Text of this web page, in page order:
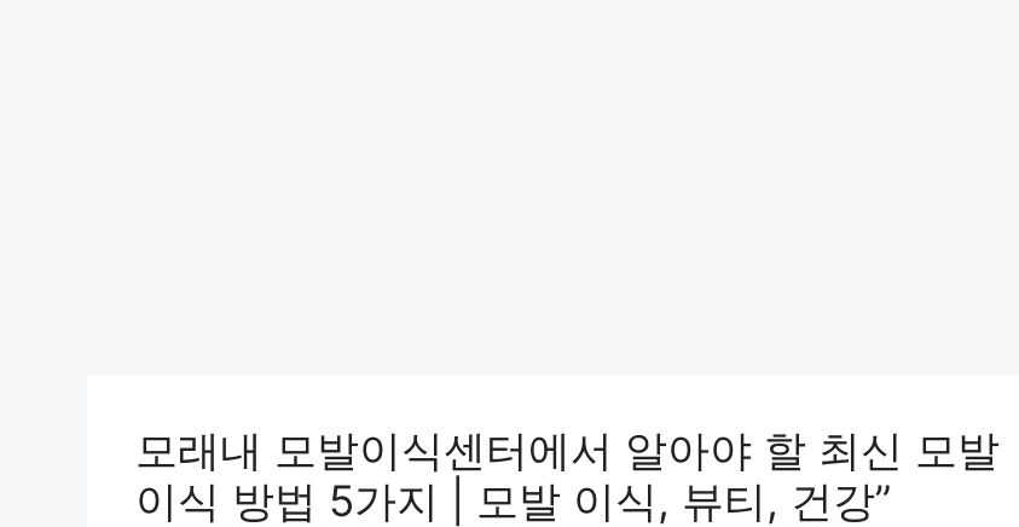
모래내 모발이식센터에서 알아야 할 최신 모발
이식 방법 5가지 | 모발 이식, 뷰티, 건강”